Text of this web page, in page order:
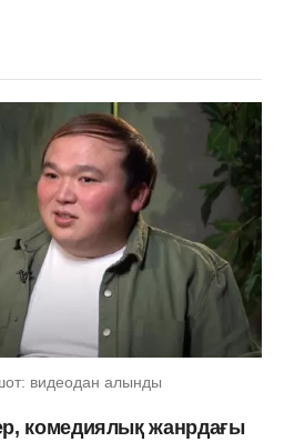
видеодан алынды
комедиялық жанрдағы